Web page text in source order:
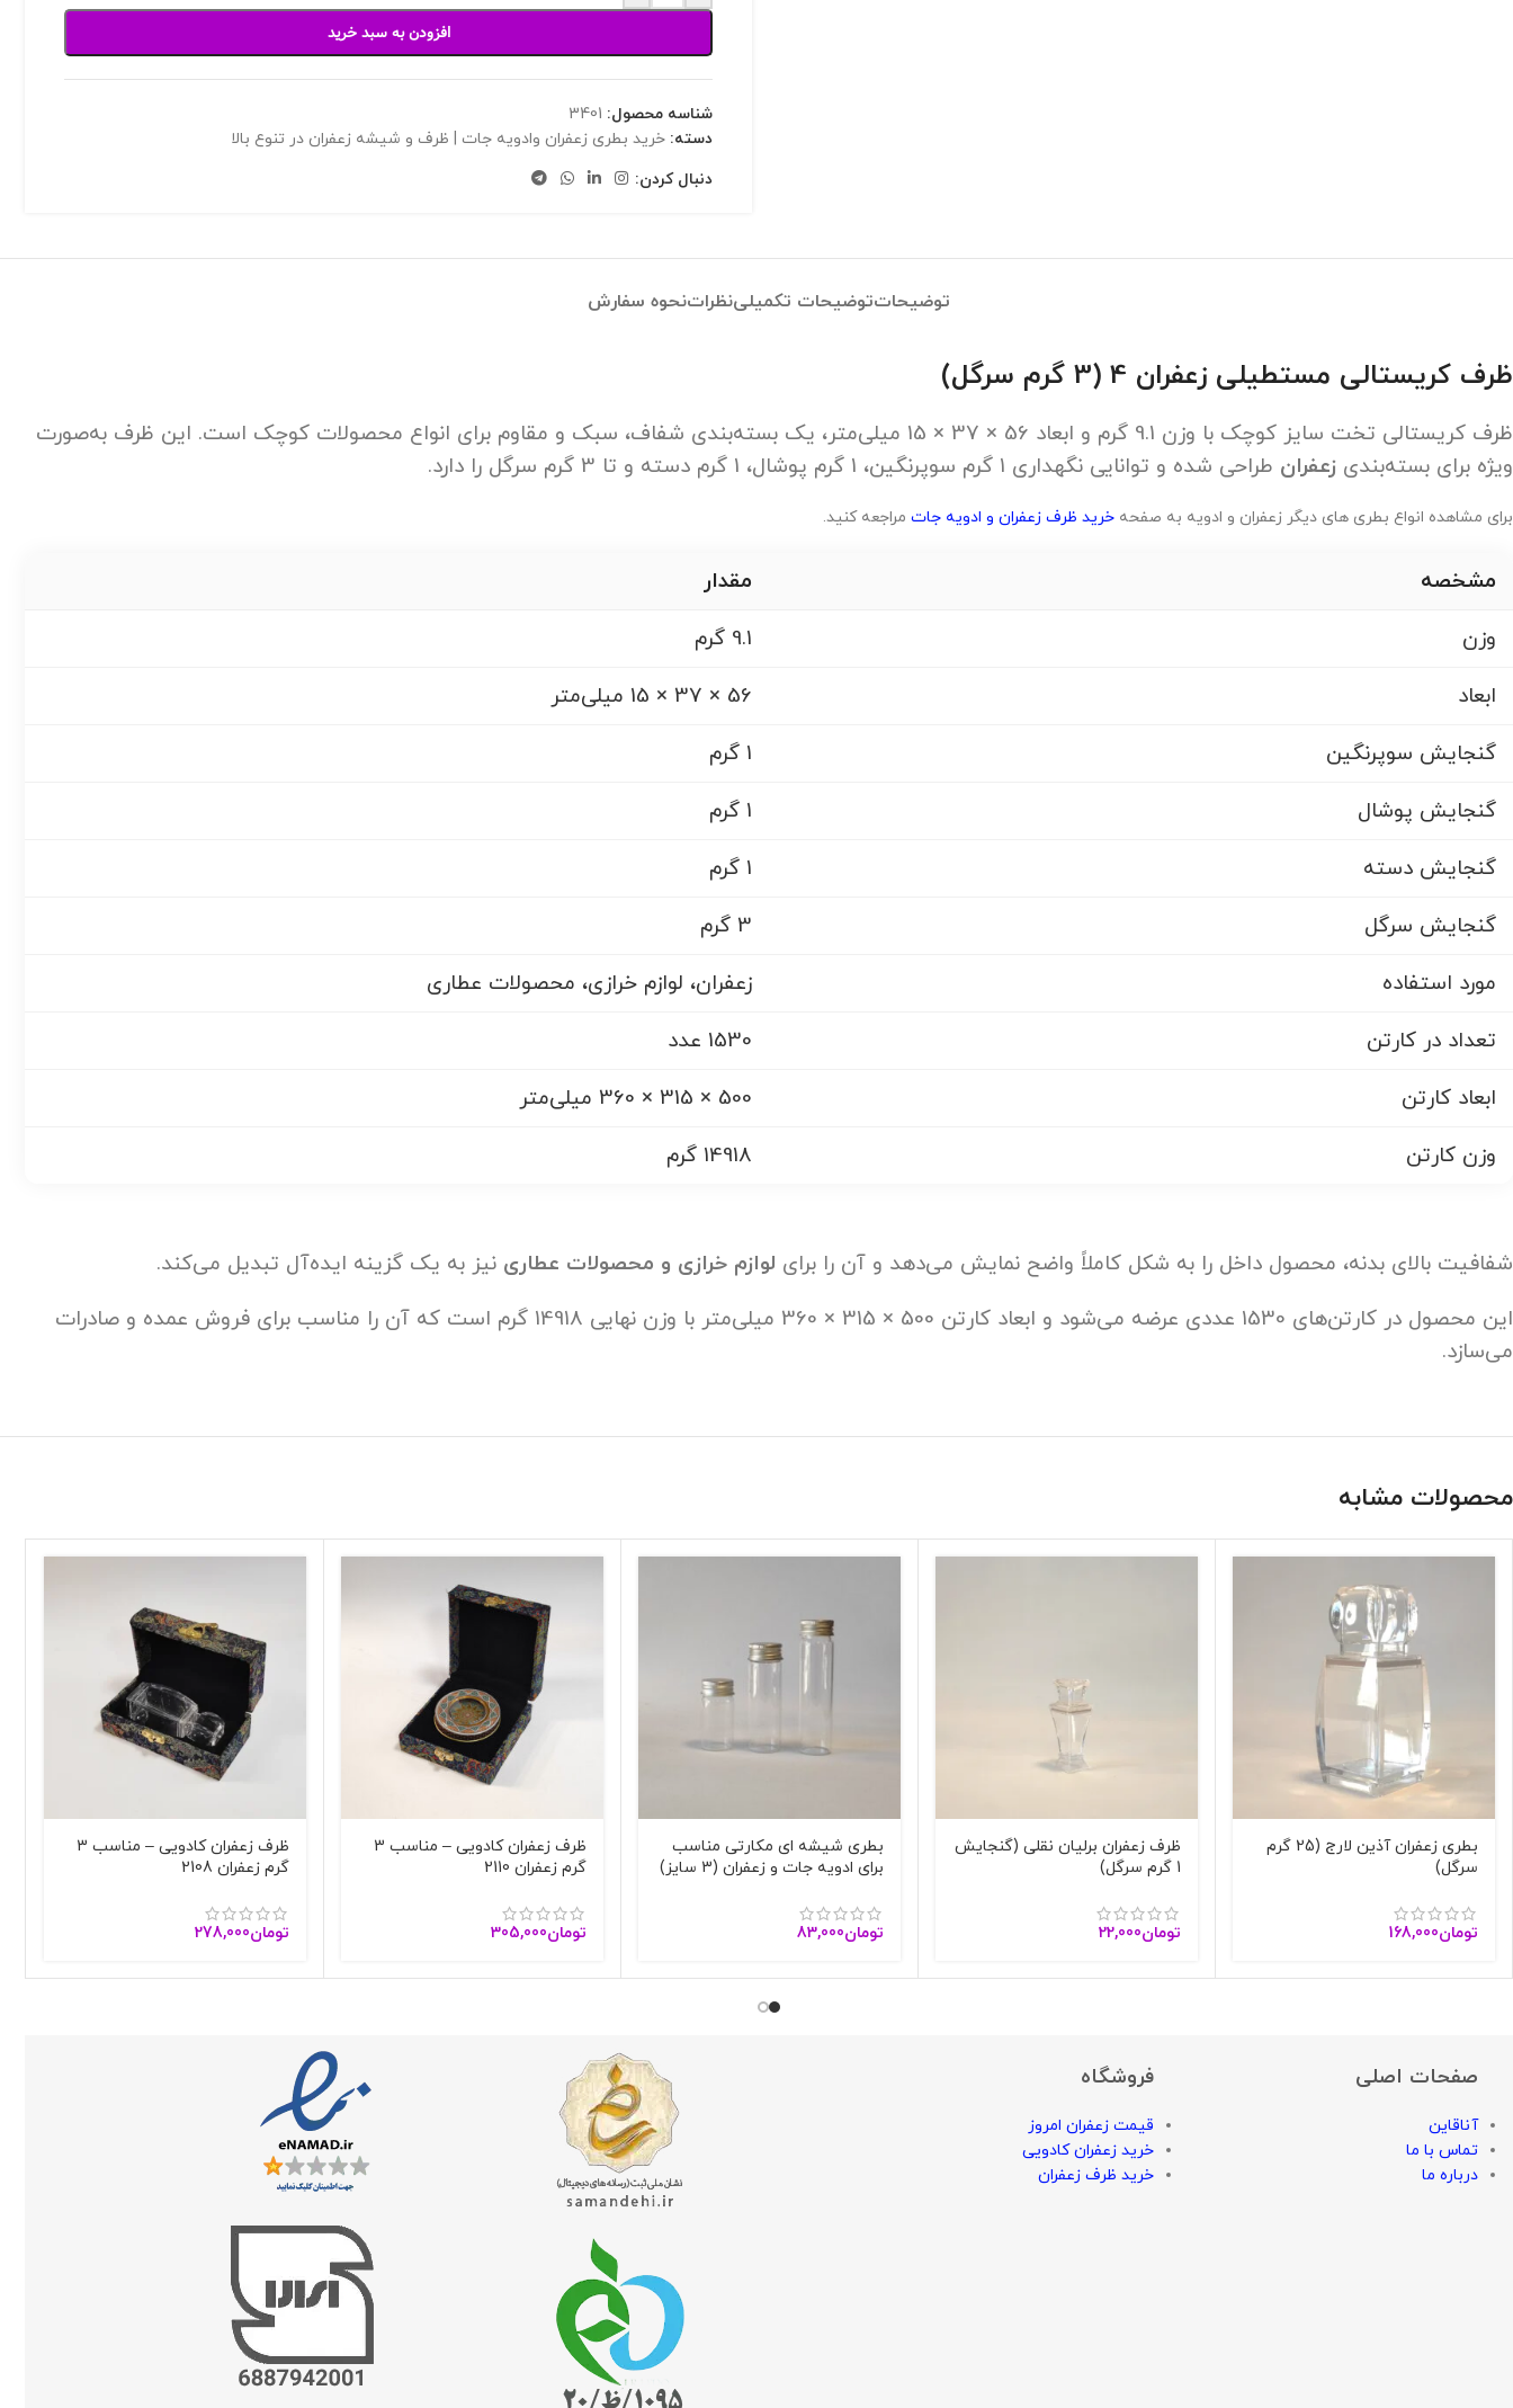
افزودن به سبد خرید
شناسه محصول: 3401
دسته: خرید بطری زعفران وادویه جات | ظرف و شیشه زعفران در تنوع بالا
دنبال کردن:
توضیحاتتوضیحات تکمیلینظراتنحوه سفارش
ظرف کریستالی مستطیلی زعفران 4 (3 گرم سرگل)
ظرف کریستالی تخت سایز کوچک با وزن 9.1 گرم و ابعاد 56 × 37 × 15 میلی‌متر، یک بسته‌بندی شفاف، سبک و مقاوم برای انواع محصولات کوچک است. این ظرف به‌صورت
ویژه برای بسته‌بندی زعفران طراحی شده و توانایی نگهداری 1 گرم سوپرنگین، 1 گرم پوشال، 1 گرم دسته و تا 3 گرم سرگل را دارد.
برای مشاهده انواع بطری های دیگر زعفران و ادویه به صفحه خرید ظرف زعفران و ادویه جات مراجعه کنید.
مشخصه
مقدار
وزن
9.1 گرم
ابعاد
56 × 37 × 15 میلی‌متر
گنجایش سوپرنگین
1 گرم
گنجایش پوشال
1 گرم
گنجایش دسته
1 گرم
گنجایش سرگل
3 گرم
مورد استفاده
زعفران، لوازم خرازی، محصولات عطاری
تعداد در کارتن
1530 عدد
ابعاد کارتن
500 × 315 × 360 میلی‌متر
وزن کارتن
14918 گرم
شفافیت بالای بدنه، محصول داخل را به شکل کاملاً واضح نمایش می‌دهد و آن را برای لوازم خرازی و محصولات عطاری نیز به یک گزینه ایده‌آل تبدیل می‌کند.
این محصول در کارتن‌های 1530 عددی عرضه می‌شود و ابعاد کارتن 500 × 315 × 360 میلی‌متر با وزن نهایی 14918 گرم است که آن را مناسب برای فروش عمده و صادرات
می‌سازد.
محصولات مشابه
بطری زعفران آذین لارج (25 گرم
سرگل)
تومان168,000
ظرف زعفران برلیان نقلی (گنجایش
1 گرم سرگل)
تومان22,000
بطری شیشه ای مکارتی مناسب
برای ادویه جات و زعفران (3 سایز)
تومان83,000
ظرف زعفران کادویی – مناسب 3
گرم زعفران 2110
تومان305,000
ظرف زعفران کادویی – مناسب 3
گرم زعفران 2108
تومان278,000
صفحات اصلی
آناقاین
تماس با ما
درباره ما
فروشگاه
قیمت زعفران امروز
خرید زعفران کادویی
خرید ظرف زعفران